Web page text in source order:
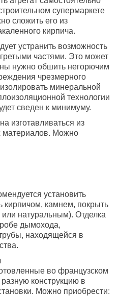
супермаркете
сложить его из
кирпича.
устранить возможность
частями. Это может
нужно обшить негорючим
чрезмерного
минеральной
технологии
сведен к минимуму.
изготавливаться из
материалов. Можно
установить
кирпичом, камнем, покрыть
натуральным). Отделка
дымохода,
находящейся в
во французском
конструкцию в
Можно приобрести: